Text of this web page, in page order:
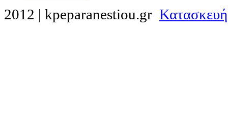
2012 | kpeparanestiou.gr Κατασκευή